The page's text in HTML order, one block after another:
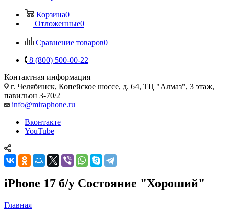
Корзина0
Отложенные0
Сравнение товаров0
8 (800) 500-00-22
Контактная информация
г. Челябинск, Копейское шоссе, д. 64, ТЦ "Алмаз", 3 этаж,
павильон 3-70/2
info@miraphone.ru
Вконтакте
YouTube
iPhone 17 б/у Состояние "Хороший"
Главная
—